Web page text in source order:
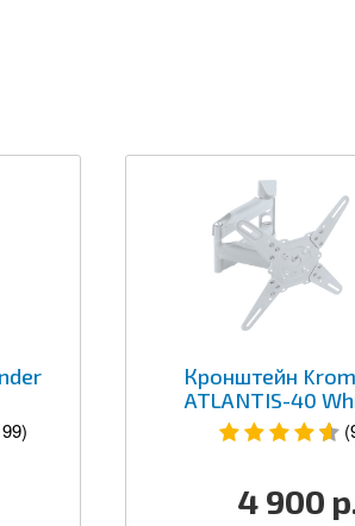
Кронштейн
ATLANTIS-40
4 900